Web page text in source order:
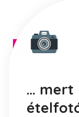
... mert